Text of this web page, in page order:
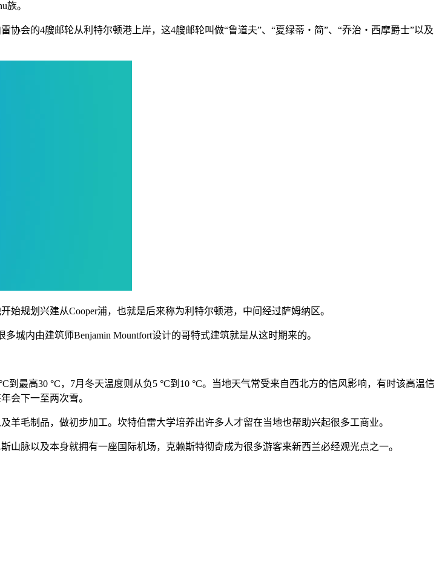
族。
协会的4艘邮轮从利特尔顿港上岸，这4艘邮轮叫做“鲁道夫”、“夏绿蒂‧简”、“乔治‧西摩爵士”以及
规划兴建从Cooper浦，也就是后来称为利特尔顿港，中间经过萨姆纳区。
城内由建筑师Benjamin Mountfort设计的哥特式建筑就是从这时期来的。
最高30 °C，7月冬天温度则从负5 °C到10 °C。当地天气常受来自西北方的信风影响，有时该高温信
会下一至两次雪。
毛制品，做初步加工。坎特伯雷大学培养出许多人才留在当地也帮助兴起很多工商业。
脉以及本身就拥有一座国际机场，克赖斯特彻奇成为很多游客来新西兰必经观光点之一。